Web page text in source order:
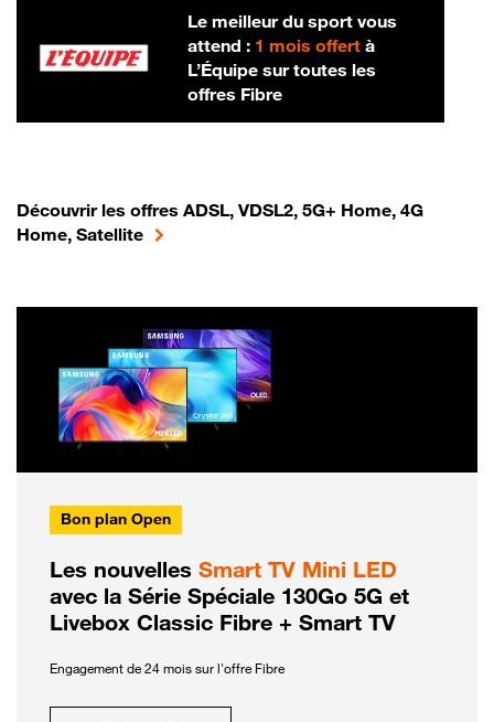
Le meilleur du sport vous
attend : 1 mois offertà
L’Équipe sur toutes les
offres Fibre
Découvrir les offres ADSL, VDSL2, 5G+ Home, 4G
Home, Satellite
Bon plan Open
Les nouvelles Smart TV Mini LED
avec la Série Spéciale 130Go 5G et
Livebox Classic Fibre + Smart TV
Engagement de 24 mois sur l'offre Fibre